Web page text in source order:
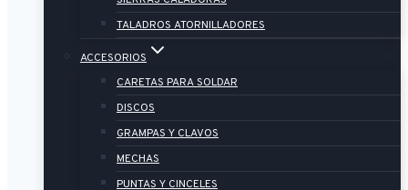
TALADROS ATORNILLADORES
ACCESORIOS
CARETAS PARA SOLDAR
DISCOS
GRAMPAS Y CLAVOS
MECHAS
PUNTAS Y CINCELES